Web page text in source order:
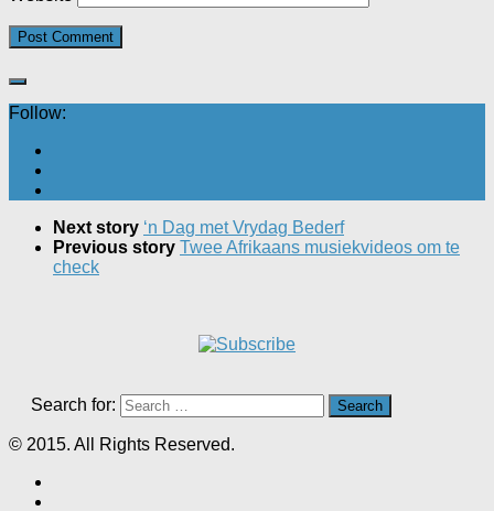
Follow:
Next story ‘n Dag met Vrydag Bederf
Previous story Twee Afrikaans musiekvideos om te
check
Search for:
© 2015. All Rights Reserved.